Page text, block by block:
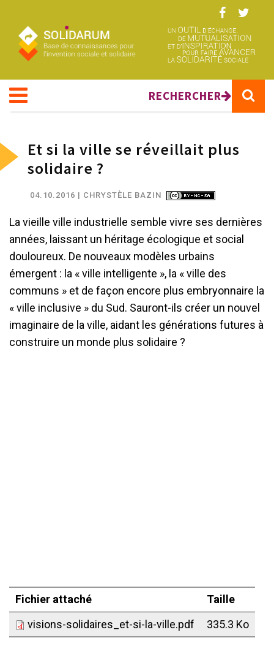
RECHERCHER
Et si la ville se réveillait plus
solidaire ?
04.10.2016 | CHRYSTÈLE BAZIN
La vieille ville industrielle semble vivre ses dernières
années, laissant un héritage écologique et social
douloureux. De nouveaux modèles urbains
émergent : la « ville intelligente », la « ville des
communs » et de façon encore plus embryonnaire la
« ville inclusive » du Sud. Sauront-ils créer un nouvel
imaginaire de la ville, aidant les générations futures à
construire un monde plus solidaire ?
Fichier attaché
Taille
visions-solidaires_et-si-la-ville.pdf
335.3 Ko